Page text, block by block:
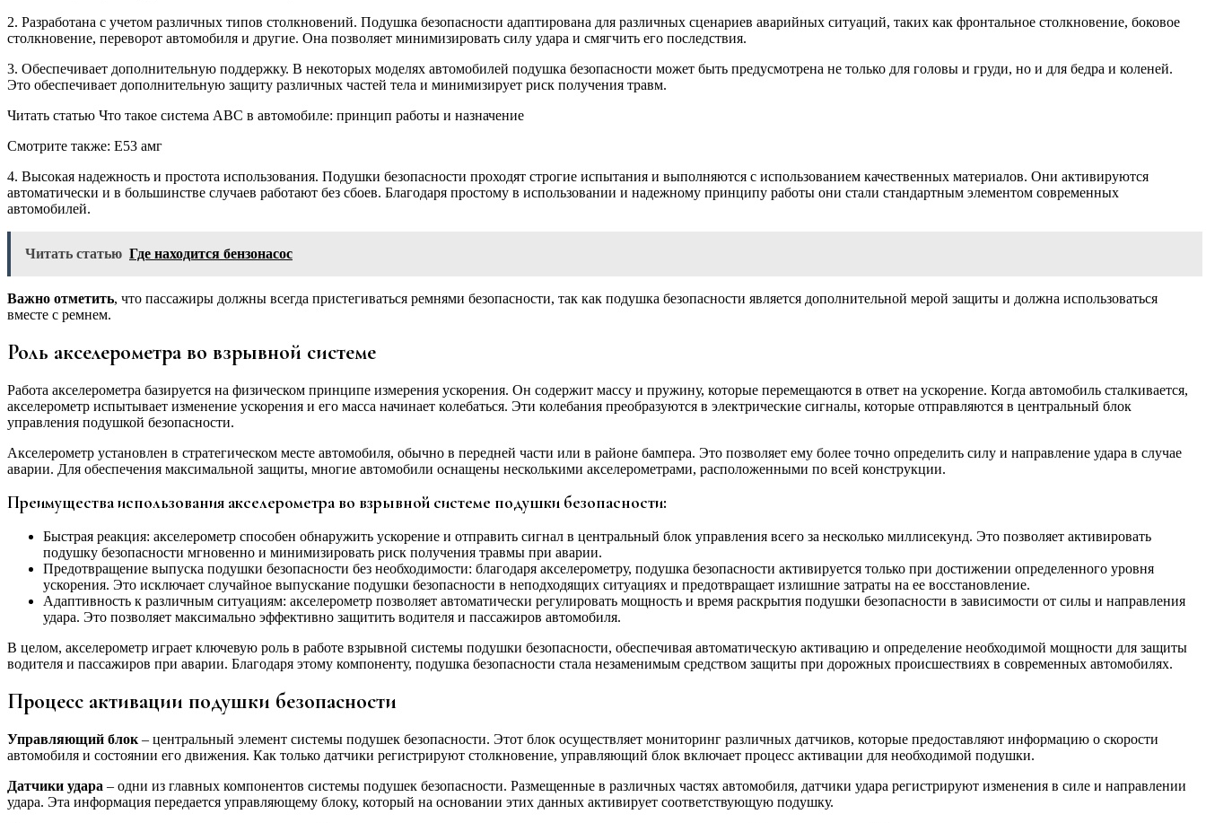
2. Разработана с учетом различных типов столкновений. Подушка безопасности адаптирована для различных сценариев аварийных ситуаций, таких как фронтальное столкновение, боковое
столкновение, переворот автомобиля и другие. Она позволяет минимизировать силу удара и смягчить его последствия.
3. Обеспечивает дополнительную поддержку. В некоторых моделях автомобилей подушка безопасности может быть предусмотрена не только для головы и груди, но и для бедра и коленей.
Это обеспечивает дополнительную защиту различных частей тела и минимизирует риск получения травм.
Читать статью Что такое система АВС в автомобиле: принцип работы и назначение
Смотрите также: Е53 амг
4. Высокая надежность и простота использования. Подушки безопасности проходят строгие испытания и выполняются с использованием качественных материалов. Они активируются
автоматически и в большинстве случаев работают без сбоев. Благодаря простому в использовании и надежному принципу работы они стали стандартным элементом современных
автомобилей.
Читать статью Где находится бензонасос
Важно отметить, что пассажиры должны всегда пристегиваться ремнями безопасности, так как подушка безопасности является дополнительной мерой защиты и должна использоваться
вместе с ремнем.
Роль акселерометра во взрывной системе
Работа акселерометра базируется на физическом принципе измерения ускорения. Он содержит массу и пружину, которые перемещаются в ответ на ускорение. Когда автомобиль сталкивается,
акселерометр испытывает изменение ускорения и его масса начинает колебаться. Эти колебания преобразуются в электрические сигналы, которые отправляются в центральный блок
управления подушкой безопасности.
Акселерометр установлен в стратегическом месте автомобиля, обычно в передней части или в районе бампера. Это позволяет ему более точно определить силу и направление удара в случае
аварии. Для обеспечения максимальной защиты, многие автомобили оснащены несколькими акселерометрами, расположенными по всей конструкции.
Преимущества использования акселерометра во взрывной системе подушки безопасности:
Быстрая реакция: акселерометр способен обнаружить ускорение и отправить сигнал в центральный блок управления всего за несколько миллисекунд. Это позволяет активировать
подушку безопасности мгновенно и минимизировать риск получения травмы при аварии.
Предотвращение выпуска подушки безопасности без необходимости: благодаря акселерометру, подушка безопасности активируется только при достижении определенного уровня
ускорения. Это исключает случайное выпускание подушки безопасности в неподходящих ситуациях и предотвращает излишние затраты на ее восстановление.
Адаптивность к различным ситуациям: акселерометр позволяет автоматически регулировать мощность и время раскрытия подушки безопасности в зависимости от силы и направления
удара. Это позволяет максимально эффективно защитить водителя и пассажиров автомобиля.
В целом, акселерометр играет ключевую роль в работе взрывной системы подушки безопасности, обеспечивая автоматическую активацию и определение необходимой мощности для защиты
водителя и пассажиров при аварии. Благодаря этому компоненту, подушка безопасности стала незаменимым средством защиты при дорожных происшествиях в современных автомобилях.
Процесс активации подушки безопасности
Управляющий блок – центральный элемент системы подушек безопасности. Этот блок осуществляет мониторинг различных датчиков, которые предоставляют информацию о скорости
автомобиля и состоянии его движения. Как только датчики регистрируют столкновение, управляющий блок включает процесс активации для необходимой подушки.
Датчики удара – одни из главных компонентов системы подушек безопасности. Размещенные в различных частях автомобиля, датчики удара регистрируют изменения в силе и направлении
удара. Эта информация передается управляющему блоку, который на основании этих данных активирует соответствующую подушку.